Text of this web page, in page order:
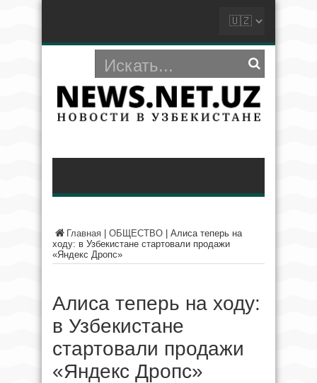
Главная ОБЩЕСТВО
Алиса теперь на
ходу: в Узбекистане стартовали продажи
«Яндекс Дропс»
Алиса теперь на ходу:
в Узбекистане
стартовали продажи
«Яндекс Дропс»